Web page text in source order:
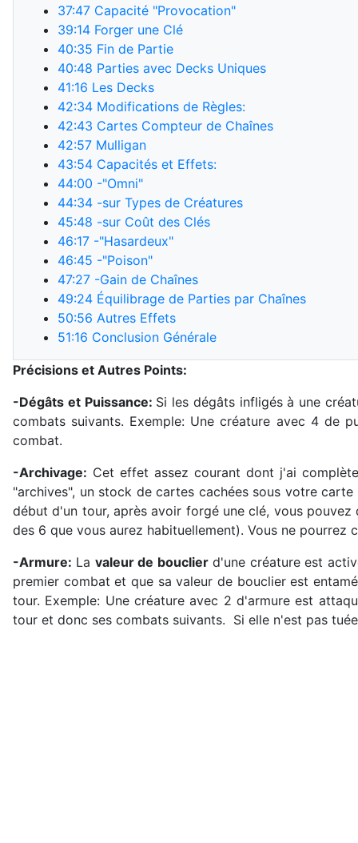
37:47 Capacité "Provocation"
39:14 Forger une Clé
40:35 Fin de Partie
40:48 Parties avec Decks Uniques
41:16 Les Decks
42:34 Modifications de Règles:
42:43 Cartes Compteur de Chaînes
42:57 Mulligan
43:54 Capacités et Effets:
44:00 -"Omni"
44:34 -sur Types de Créatures
45:48 -sur Coût des Clés
46:17 -"Hasardeux"
46:45 -"Poison"
47:27 -Gain de Chaînes
49:24 Équilibrage de Parties par Chaînes
50:56 Autres Effets
51:16 Conclusion Générale
Précisions et Autres Points:
-Dégâts et Puissance: Si les dégâts infligés à une
combats suivants. Exemple: Une créature avec 4 de
combat.
-Archivage: Cet effet assez courant dont j'ai
"archives", un stock de cartes cachées sous votre
début d'un tour, après avoir forgé une clé, vous
des 6 que vous aurez habituellement). Vous ne
-Armure: La valeur de bouclierd'une créature est
premier combat et que sa valeur de bouclier est
tour. Exemple: Une créature avec 2 d'armure est
tour et donc ses combats suivants. Si elle n'est pas